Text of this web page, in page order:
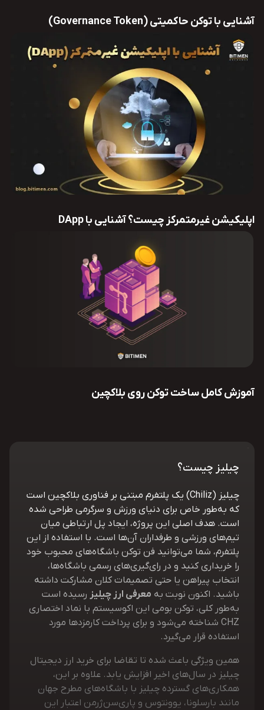
آشنایی با توکن حاکمیتی (Governance Token)
اپلیکیشن غیرمتمرکز چیست؟ آشنایی با DApp
آموزش کامل ساخت توکن روی بلاکچین
چیلیز چیست؟
چیلیز (Chiliz) یک پلتفرم مبتنی بر فناوری بلاکچین است
که به‌طور خاص برای دنیای ورزش و سرگرمی طراحی شده
است. هدف اصلی این پروژه، ایجاد پل ارتباطی میان
تیم‌های ورزشی و طرفداران آن‌ها است. با استفاده از این
پلتفرم، شما می‌توانید فن توکن باشگاه‌های محبوب خود
را خریداری کنید و در رای‌گیری‌های رسمی باشگاه‌ها،
انتخاب پیراهن یا حتی تصمیمات کلان مشارکت داشته
باشید. اکنون نوبت به معرفی ارز چیلیز رسیده است
به‌طور کلی، توکن بومی این اکوسیستم با نماد اختصاری
CHZ شناخته می‌شود و برای پرداخت‌ کارمزدها مورد
استفاده قرار می‌گیرد.
همین ویژگی باعث شده تا تقاضا برای خرید ارز دیجیتال
چیلیز در سال‌های اخیر افزایش یابد. علاوه بر این،
همکاری‌های گسترده چیلیز با باشگاه‌های مطرح جهان
مانند بارسلونا، یوونتوس و پاری‌سن‌ژرمن اعتبار این